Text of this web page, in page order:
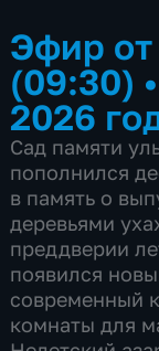
Эфир
(09:30) •
2026
Сад памяти
пополнился
в память о
деревьями
преддверии
появился
современный
комнаты для